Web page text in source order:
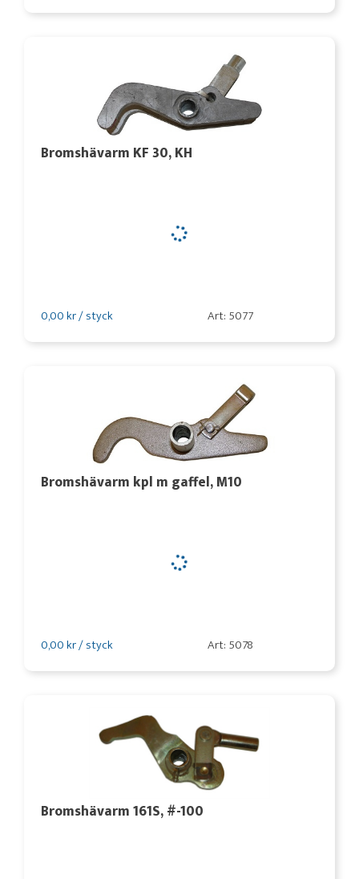
Bromshävarm KF 30, KH
0,00 kr / styck Art: 5077
Bromshävarm kpl m gaffel, M10
0,00 kr / styck Art: 5078
Bromshävarm 161S, #-100